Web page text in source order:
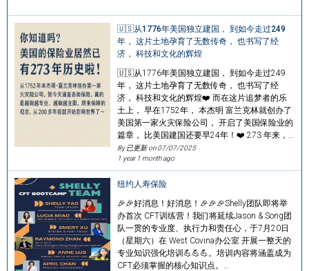
🇺🇸从1776年美国独立建国， 到如今走过249
年， 这片土地孕育了无数传奇， 也书写了经
济， 科技和文化的辉煌
🇺🇸从1776年美国独立建国， 到如今走过249
年， 这片土地孕育了无数传奇， 也书写了经
济， 科技和文化的辉煌❤️ 而在这片追梦者的乐
土上， 早在1752年， 本杰明 富兰克林就创办了
美国第一家火灾保险公司， 开启了美国保险业的
篇章， 比美国建国还要早24年！❤️ 273 年来，…
By 已更新 on07/07/2025
1 year 1 month ago
纽约人寿保险
🎉🎉好消息！好消息！🎉🎉🎉Shelly团队即将举
办首次 CFT训练营！我们将延续Jason & Song团
队一贯的专业度、执行力和责任心，于7月20日
（星期六）在 West Covina办公室 开展一整天的
专业知识强化培训💪💪💪。培训内容将涵盖成为
CFT必须掌握的核心知识点。…